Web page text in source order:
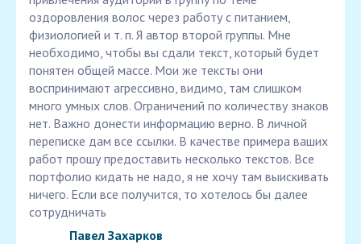
оздоровления волос через работу с питанием,
физиологией и т. п. Я автор второй группы. Мне
необходимо, чтобы вы сдали текст, который будет
понятен общей массе. Мои же тексты они
воспринимают агрессивно, видимо, там слишком
много умных слов. Ограничений по количеству знаков
нет. Важно донести информацию верно. В личной
переписке дам все ссылки. В качестве примера ваших
работ прошу предоставить несколько текстов. Все
портфолио кидать не надо, я не хочу там выискивать
ничего. Если все получится, то хотелось бы далее
сотрудничать
Павел Захарков